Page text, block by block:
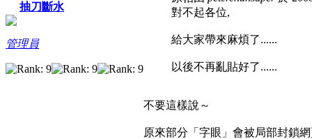
抽刀斷水
管理員
對不起各位,
給大家帶來麻煩了......
以後不再亂貼好了......
不要這樣說～
原來部分「字眼」會被局部封鎖